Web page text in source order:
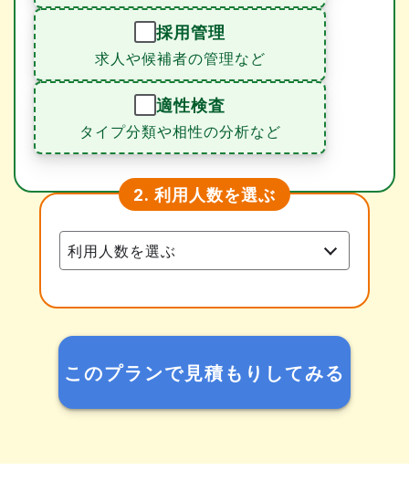
採用管理
求人や候補者の管理など
適性検査
タイプ分類や相性の分析など
2. 利用人数を選ぶ
このプランで見積もりしてみる